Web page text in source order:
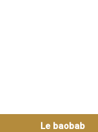
Le baobab